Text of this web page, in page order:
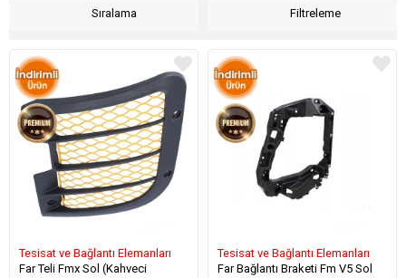
Filtreleme
Sıralama
Tesisat ve Bağlantı Elemanları
Far Teli Fmx Sol (Kahveci
Tesisat ve Bağlantı Elemanları
Far Bağlantı Braketi Fm V5 Sol